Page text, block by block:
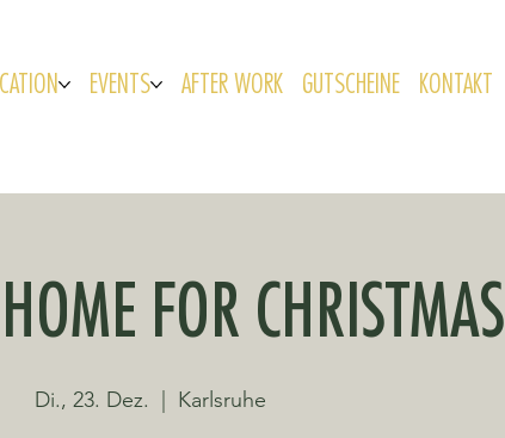
EVENTS AFTER WORK GUTSCHEINE KONTAKT
FOR CHRISTMAS
Di., 23. Dez. Karlsruhe